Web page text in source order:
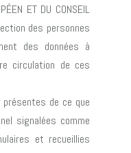
ET DU CONSEIL
des personnes
des données à
circulation de ces
de ce que
signalées comme
et recueillies